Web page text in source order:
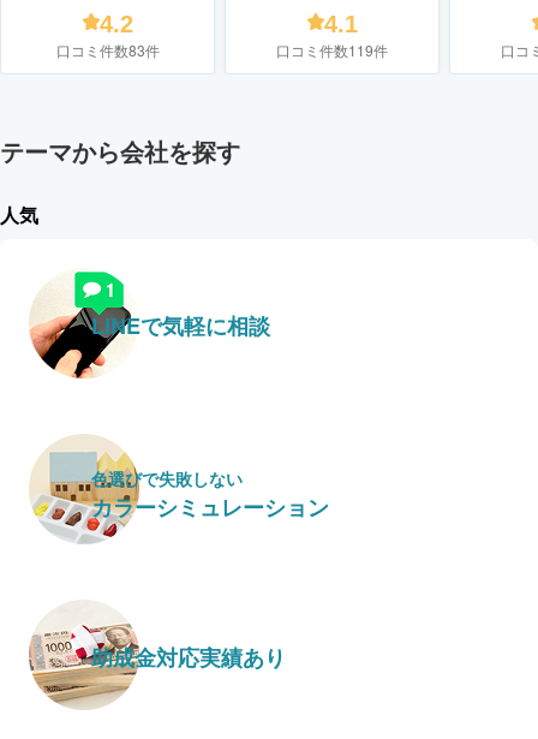
フォームスタジオ ニシヤ
マ）
4.2
口コミ件数83件
プラス）
4.1
口コミ件数119件 口コ
テーマから会社を探す
人気
LINEで気軽に相談
色選びで失敗しない
カラーシミュレーション
助成金対応実績あり